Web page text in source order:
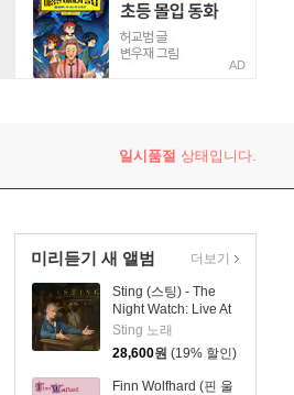
AD
일시품절 상태입니다.
미리듣기 새 앨범
Sting (스팅) - The
Night Watch: Live At
The Rijksmuseum
Sting 노래
28,600원 (19% 할인)
Finn Wolfhard (핀 울
더보기